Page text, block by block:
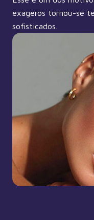
exageros tornou-se
sofisticados.